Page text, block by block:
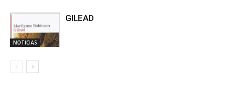
NOTICIAS
GILEAD